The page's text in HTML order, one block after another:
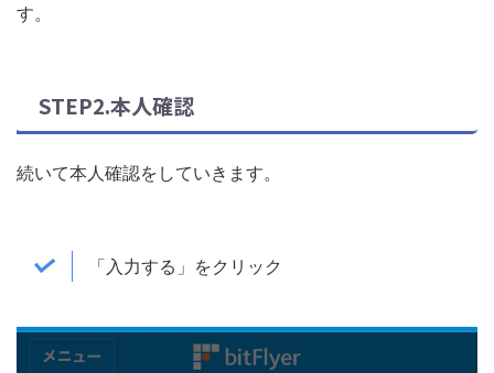
す。
STEP2.本人確認
続いて本人確認をしていきます。
「入力する」をクリック